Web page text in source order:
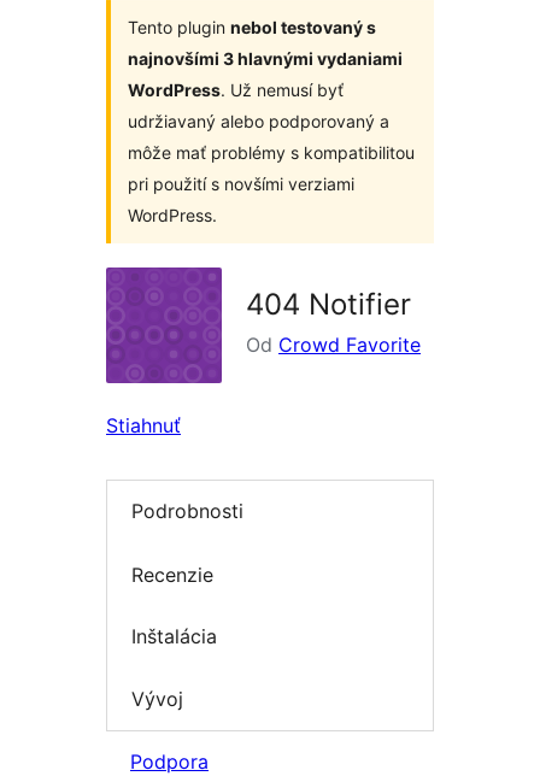
Tento plugin nebol testovaný s
najnovšími 3 hlavnými vydaniami
WordPress. Už nemusí byť
udržiavaný alebo podporovaný a
môže mať problémy s kompatibilitou
pri použití s novšími verziami
WordPress.
404 Notifier
Od Crowd Favorite
Stiahnuť
Podrobnosti
Recenzie
Inštalácia
Vývoj
Podpora